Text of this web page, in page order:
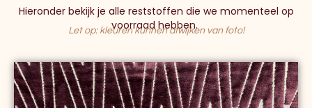
Hieronder bekijk je alle reststoffen die we momenteel op
voorraad hebben.
Let op: kleuren kunnen afwijken van foto!